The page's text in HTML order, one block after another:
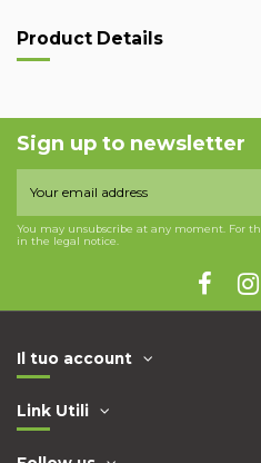
Product Details
Sign up to newsletter
You may unsubscribe at any moment. For
in the legal notice.
Il tuo account
Link Utili